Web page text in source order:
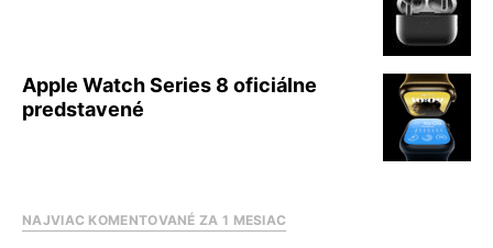
Apple Watch Series 8 oficiálne
predstavené
NAJVIAC KOMENTOVANÉ ZA 1 MESIAC